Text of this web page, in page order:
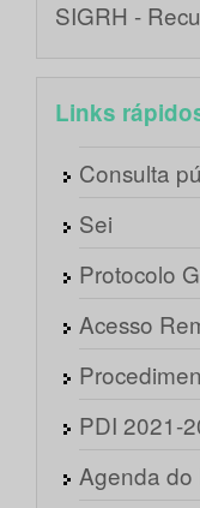
SIGRH -
Links
Consulta
Sei
Protocolo
Acesso
PDI 2021-
Agenda do